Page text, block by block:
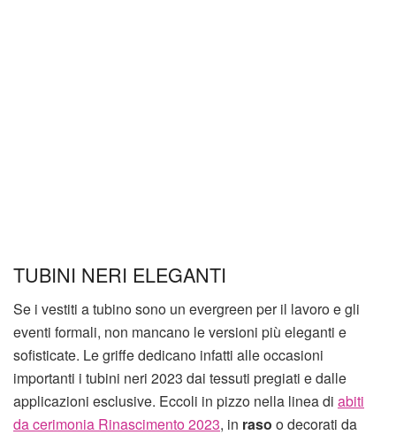
TUBINI NERI ELEGANTI
Se i vestiti a tubino sono un evergreen per il lavoro e gli
eventi formali, non mancano le versioni più eleganti e
sofisticate. Le griffe dedicano infatti alle occasioni
importanti i tubini neri 2023 dai tessuti pregiati e dalle
applicazioni esclusive. Eccoli in pizzo nella linea di abiti
da cerimonia Rinascimento 2023, in raso o decorati da